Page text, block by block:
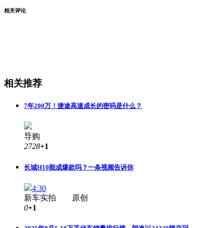
相关评论
相关推荐
7年200万！捷途高速成长的密码是什么？
导购
2728+1
长城H10能成爆款吗？一条视频告诉你
4:30
新车实拍 原创
0+1